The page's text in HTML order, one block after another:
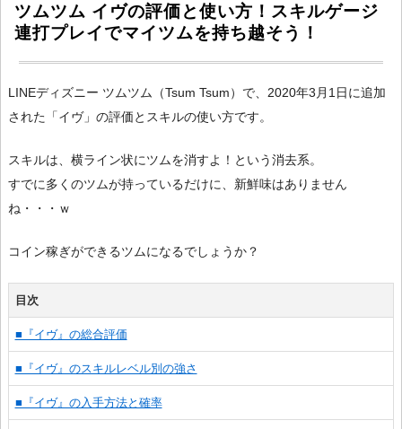
ツムツム イヴの評価と使い方！スキルゲージ
連打プレイでマイツムを持ち越そう！
LINEディズニー ツムツム（Tsum Tsum）で、2020年3月1日に追加
された「イヴ」の評価とスキルの使い方です。
スキルは、横ライン状にツムを消すよ！という消去系。
すでに多くのツムが持っているだけに、新鮮味はありません
ね・・・ｗ
コイン稼ぎができるツムになるでしょうか？
目次
■『イヴ』の総合評価
■『イヴ』のスキルレベル別の強さ
■『イヴ』の入手方法と確率